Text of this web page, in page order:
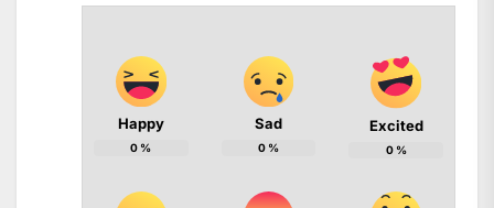
Happy
0 %
Sad
0%
Excited
0%